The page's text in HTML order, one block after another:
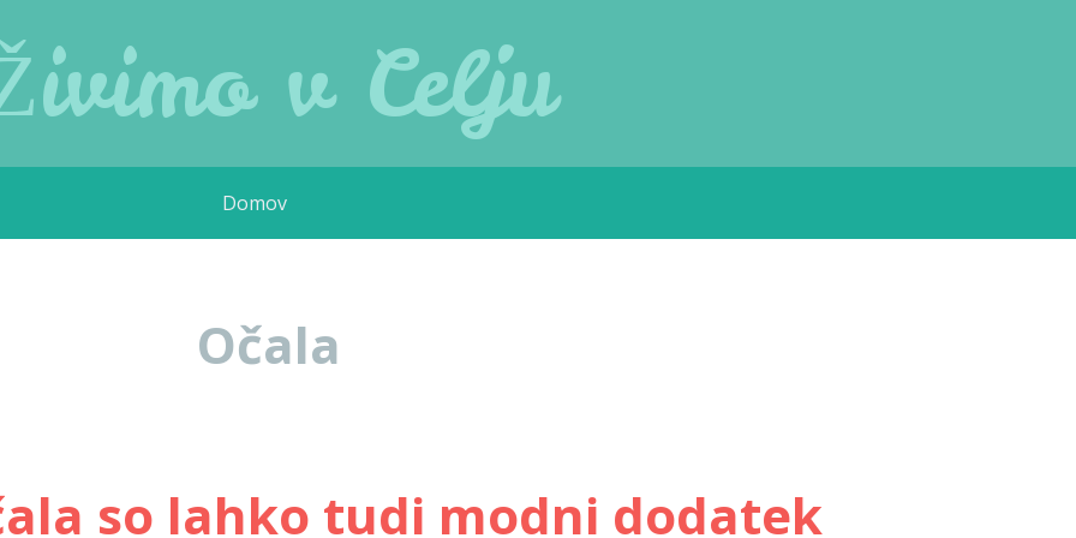
v Celju
Domov
Očala
so lahko tudi modni dodatek